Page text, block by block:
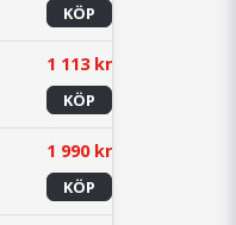
KÖP
1 113 kr
KÖP
1 990 kr
KÖP